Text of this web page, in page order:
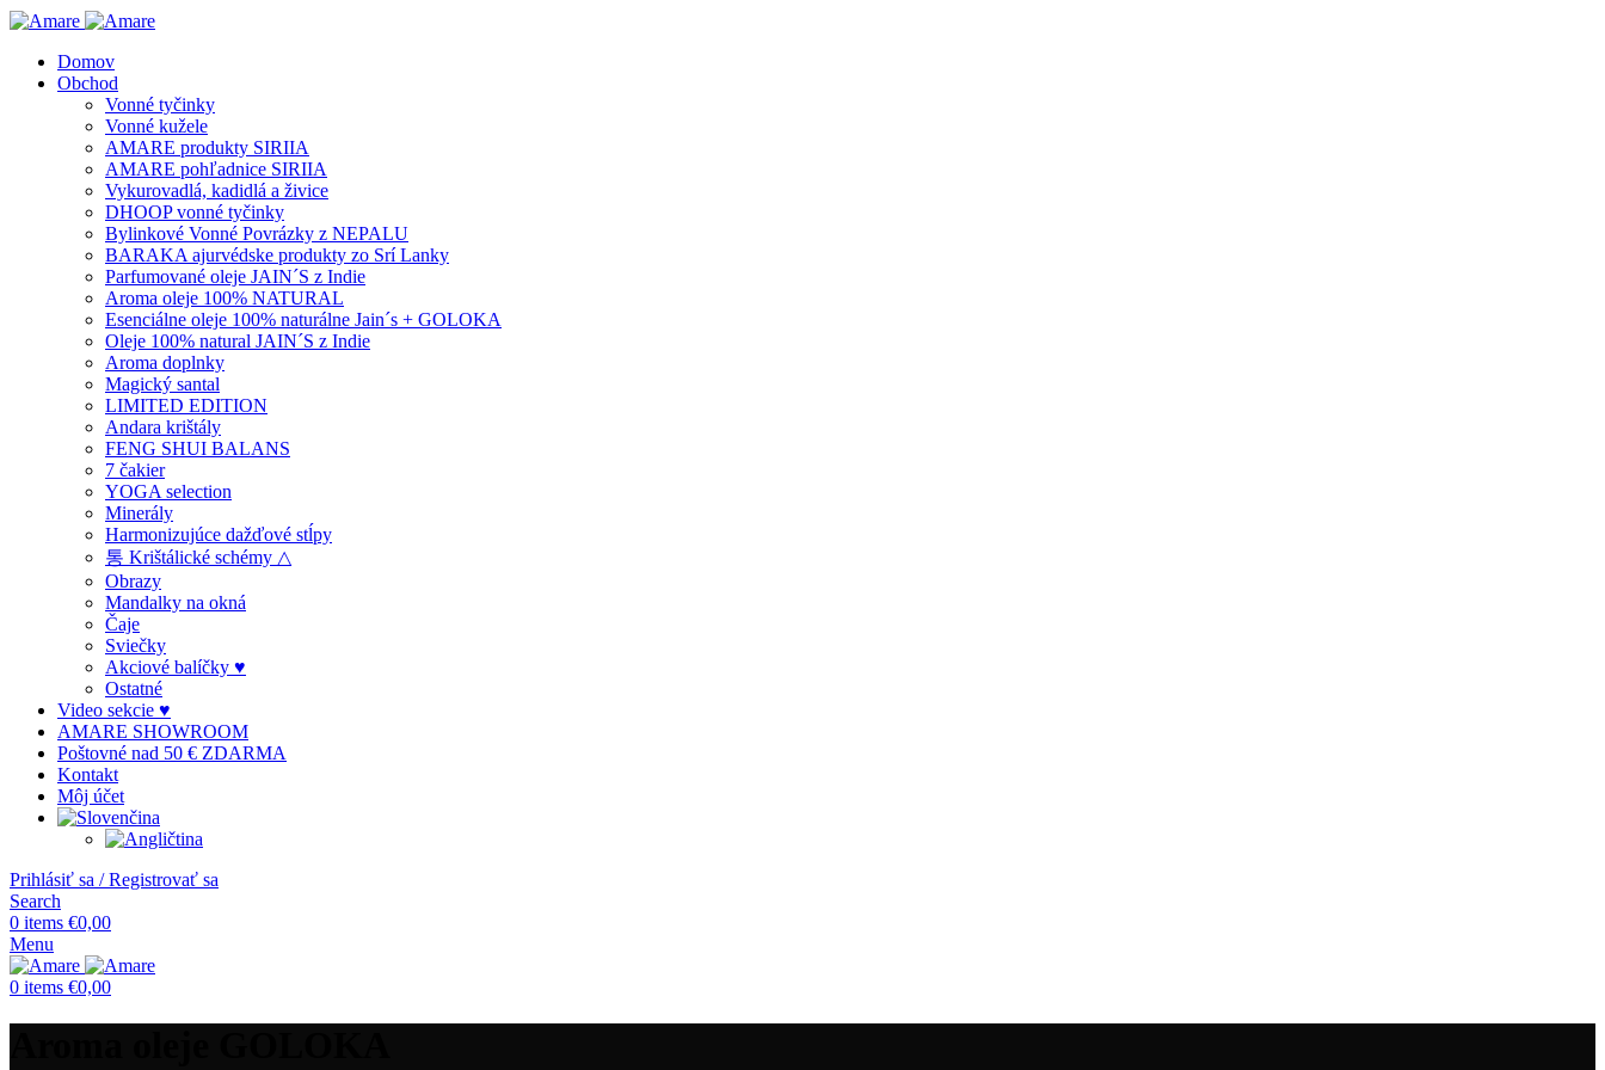
Domov
Obchod
Vonné tyčinky
Vonné kužele
AMARE produkty SIRIIA
AMARE pohľadnice SIRIIA
Vykurovadlá, kadidlá a živice
DHOOP vonné tyčinky
Bylinkové Vonné Povrázky z NEPALU
BARAKA ajurvédske produkty zo Srí Lanky
Parfumované oleje JAIN´S z Indie
Aroma oleje 100% NATURAL
Esenciálne oleje 100% naturálne Jain´s + GOLOKA
Oleje 100% natural JAIN´S z Indie
Aroma doplnky
Magický santal
LIMITED EDITION
Andara krištály
FENG SHUI BALANS
7 čakier
YOGA selection
Minerály
Harmonizujúce dažďové stĺpy
통 Krištálické schémy △
Obrazy
Mandalky na okná
Čaje
Sviečky
Akciové balíčky ♥
Ostatné
Video sekcie ♥
AMARE SHOWROOM
Poštovné nad 50 € ZDARMA
Kontakt
Môj účet
Prihlásiť sa / Registrovať sa
Search
0 items €0,00
Menu
0 items €0,00